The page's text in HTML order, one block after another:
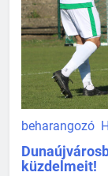
beharangozó
küzdelmeit!